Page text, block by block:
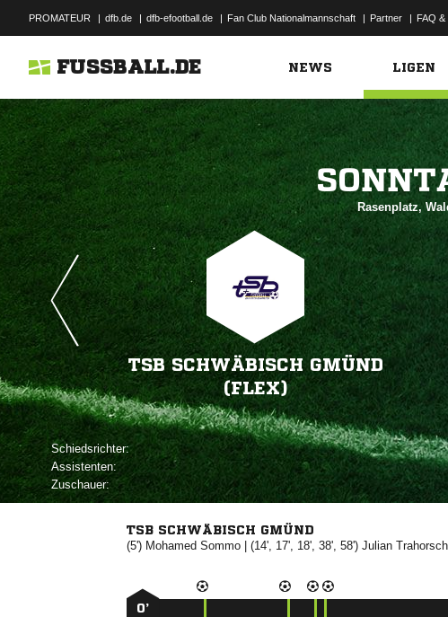
PROMATEUR | dfb.de | dfb-efootball.de | Fan Club Nationalmannschaft | Partner | FAQ
FUSSBALL.DE NEWS LIGEN
Rasenplatz,
TSB SCHWÄBISCH GMÜND
(FLEX)
Schiedsrichter:
Assistenten:
Zuschauer:
TSB SCHWÄBISCH GMÜND
(5')  | (14', 17', 18', 38', 58') 
0’